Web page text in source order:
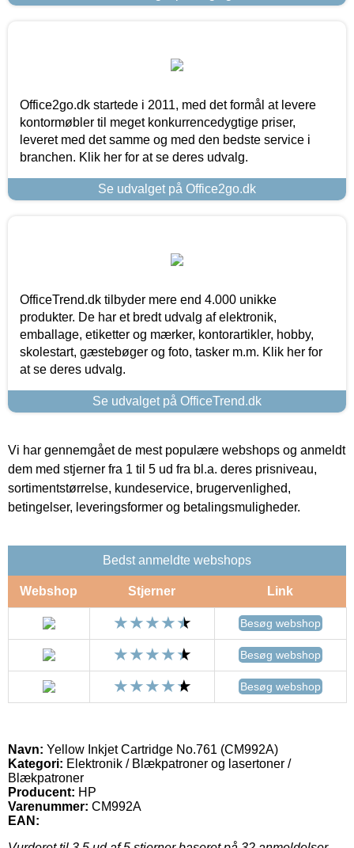
Office2go.dk startede i 2011, med det formål at levere
kontormøbler til meget konkurrencedygtige priser,
leveret med det samme og med den bedste service i
branchen. Klik her for at se deres udvalg.
Se udvalget på Office2go.dk
OfficeTrend.dk tilbyder mere end 4.000 unikke
produkter. De har et bredt udvalg af elektronik,
emballage, etiketter og mærker, kontorartikler, hobby,
skolestart, gæstebøger og foto, tasker m.m. Klik her for
at se deres udvalg.
Se udvalget på OfficeTrend.dk
Vi har gennemgået de mest populære webshops og anmeldt
dem med stjerner fra 1 til 5 ud fra bl.a. deres prisniveau,
sortimentstørrelse, kundeservice, brugervenlighed,
betingelser, leveringsformer og betalingsmuligheder.
Bedst anmeldte webshops
Webshop Stjerner Link
Besøg webshop
Besøg webshop
Besøg webshop
Navn: Yellow Inkjet Cartridge No.761 (CM992A)
Kategori: Elektronik / Blækpatroner og lasertoner /
Blækpatroner
Producent: HP
Varenummer: CM992A
EAN: